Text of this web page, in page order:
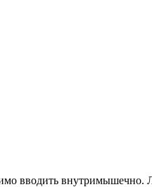
вводить внутримышечно.